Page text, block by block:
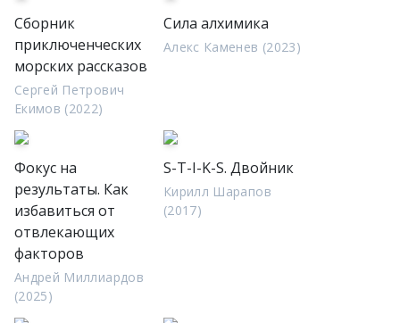
Сборник
приключенческих
морских рассказов
Сергей Петрович
Екимов (2022)
Сила алхимика
Алекс Каменев (2023)
Фокус на
результаты. Как
избавиться от
отвлекающих
факторов
Андрей Миллиардов
(2025)
S-T-I-K-S. Двойник
Кирилл Шарапов
(2017)